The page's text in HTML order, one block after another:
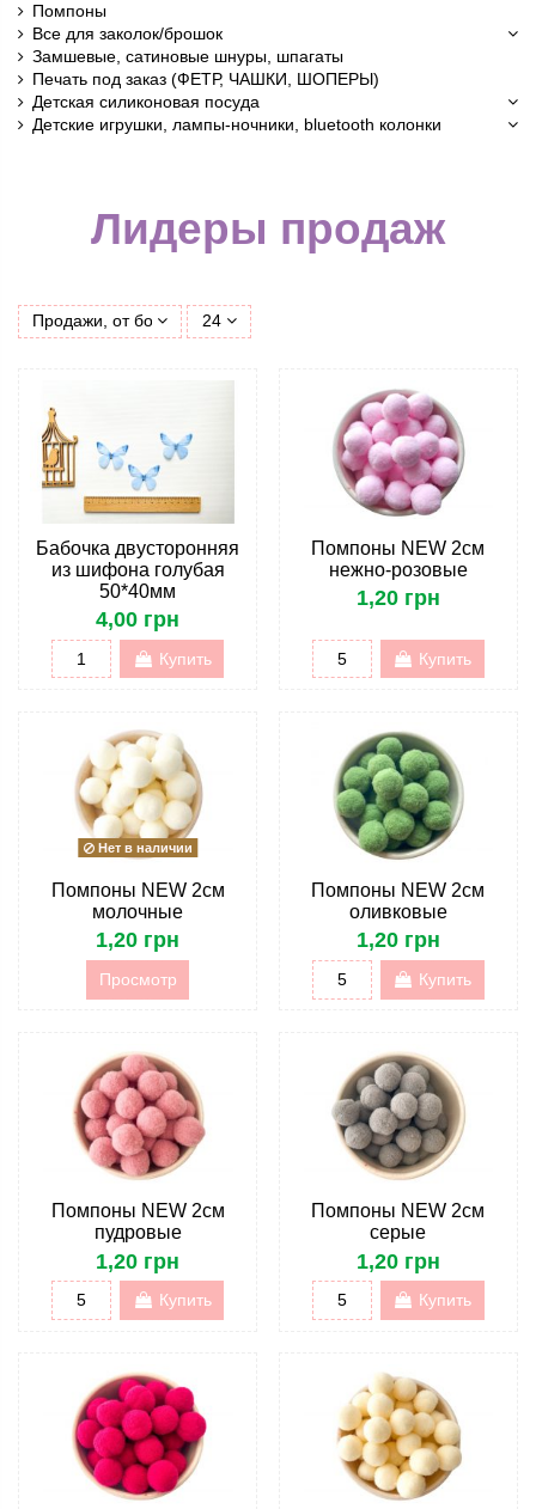
Лидеры продаж
Продажи, от большего к меньшему
24
Бабочка двусторонняя
из шифона голубая
50*40мм
4,00 грн
Купить
Помпоны NEW 2см
нежно-розовые
1,20 грн
Купить
Нет в наличии
Помпоны NEW 2см
молочные
1,20 грн
Просмотр
Помпоны NEW 2см
оливковые
1,20 грн
Купить
Помпоны NEW 2см
пудровые
1,20 грн
Купить
Помпоны NEW 2см
серые
1,20 грн
Купить
Помпоны
Все для заколок/брошок
Замшевые, сатиновые шнуры, шпагаты
Печать под заказ (ФЕТР, ЧАШКИ, ШОПЕРЫ)
Детская силиконовая посуда
Детские игрушки, лампы-ночники, bluetooth колонки